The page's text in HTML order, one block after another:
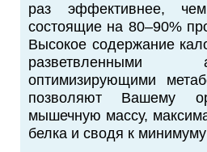
раз эффективнее,
состоящие на 80–90%
Высокое содержание
разветвленными
оптимизирующими
позволяют Вашему
мышечную массу,
белка и сводя к